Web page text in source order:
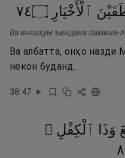
ٱلْأَخْيَارِ ۝٤٧
Ва иннаҳум ъиндана ламина-
Ва албатта, онҳо назди
некон буданд.
38:47
وَذَا
ٱلْكِفْلِ ۖ